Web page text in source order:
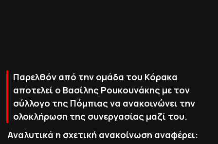
Παρελθόν από την ομάδα του Κόρακα
αποτελεί ο Βασίλης Ρουκουνάκης με τον
σύλλογο της Πόμπιας να ανακοινώνει την
ολοκλήρωση της συνεργασίας μαζί του.
Αναλυτικά η σχετική ανακοίνωση αναφέρει: